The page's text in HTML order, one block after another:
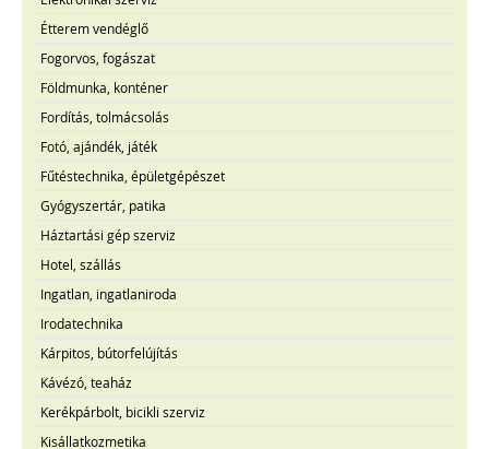
Étterem vendéglő
Fogorvos, fogászat
Földmunka, konténer
Fordítás, tolmácsolás
Fotó, ajándék, játék
Fűtéstechnika, épületgépészet
Gyógyszertár, patika
Háztartási gép szerviz
Hotel, szállás
Ingatlan, ingatlaniroda
Irodatechnika
Kárpitos, bútorfelújítás
Kávézó, teaház
Kerékpárbolt, bicikli szerviz
Kisállatkozmetika